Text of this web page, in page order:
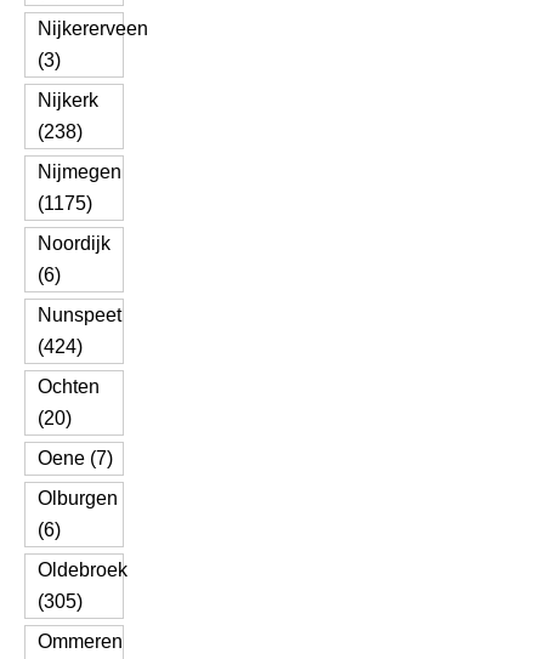
Nijkererveen
(3)
Nijkerk
(238)
Nijmegen
(1175)
Noordijk
(6)
Nunspeet
(424)
Ochten
(20)
Oene (7)
Olburgen
(6)
Oldebroek
(305)
Ommeren